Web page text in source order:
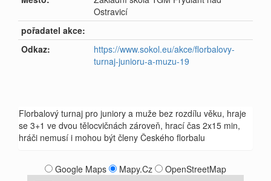
Ostravicí
pořadatel akce:
Odkaz:
https://www.sokol.eu/akce/florbalovy-
turnaj-junioru-a-muzu-19
Florbalový turnaj pro juniory a muže bez rozdílu věku, hraje
se 3+1 ve dvou tělocvičnách zároveň, hrací čas 2x15 min,
hráči nemusí i mohou být členy Českého florbalu
Google Maps Mapy.Cz OpenStreetMap